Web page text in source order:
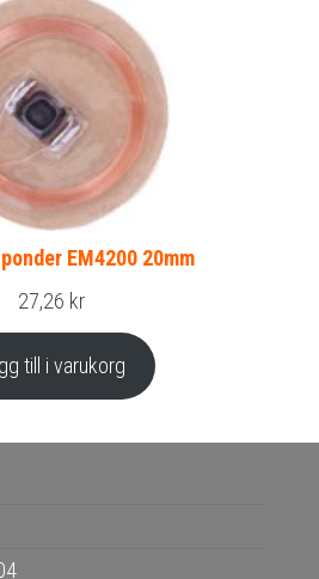
EM4200 20mm
27,26 kr
till i varukorg